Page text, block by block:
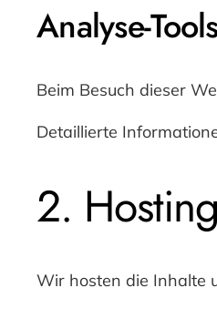
Analyse-
Beim Besuch dieser
Detaillierte
2. Hosting
Wir hosten die Inhalte